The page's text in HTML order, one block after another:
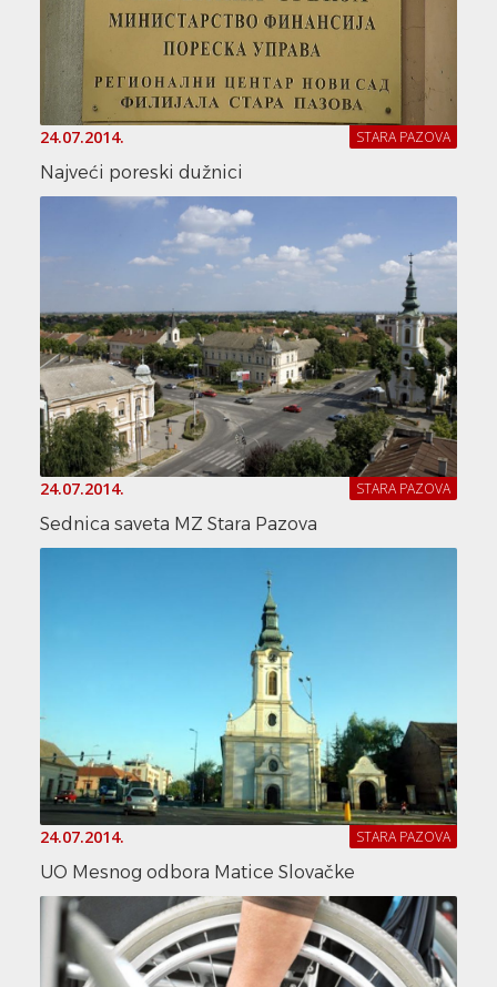
24.07.2014. STARA PAZOVA
Najveći poreski dužnici
24.07.2014. STARA PAZOVA
Sednica saveta MZ Stara Pazova
24.07.2014. STARA PAZOVA
UO Mesnog odbora Matice Slovačke